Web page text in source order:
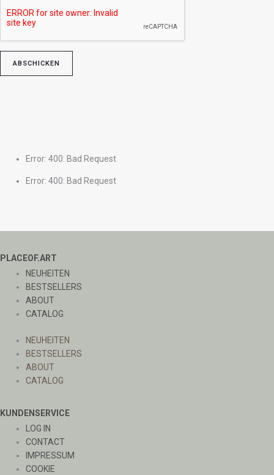
Bitte lasse dieses Feld leer.
Error: 400: Bad Request
Error: 400: Bad Request
PLACEOF.ART
NEUHEITEN
BESTSELLERS
ABOUT
CATALOG
NEUHEITEN
BESTSELLERS
ABOUT
CATALOG
KUNDENSERVICE
LOG IN
CONTACT
IMPRESSUM
COOKIE